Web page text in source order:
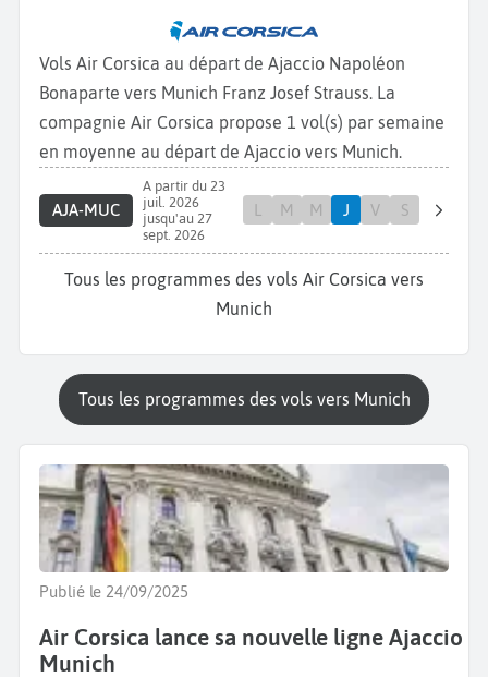
Vols Air Corsica au départ de Ajaccio Napoléon
Bonaparte vers Munich Franz Josef Strauss. La
compagnie Air Corsica propose 1 vol(s) par semaine
en moyenne au départ de Ajaccio vers Munich.
AJA-MUC
A partir du 23
juil. 2026
jusqu'au 27
sept. 2026
L M M J V S
Tous les programmes des vols Air Corsica vers
Munich
Tous les programmes des vols vers Munich
Publié le 24/09/2025
Air Corsica lance sa nouvelle ligne Ajaccio
Munich